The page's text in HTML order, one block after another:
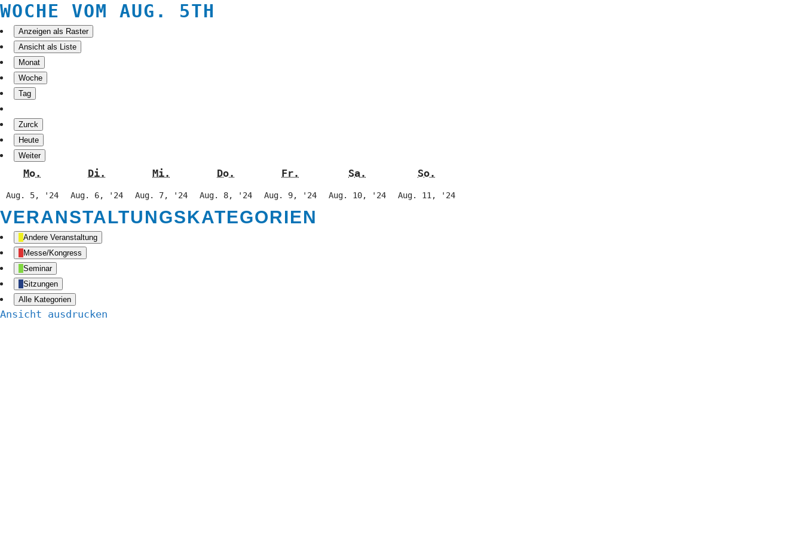
WOCHE VOM AUG. 5TH
Anzeigen als Raster
Ansicht als Liste
Monat
Woche
Tag
Zurck
Heute
Weiter
Mo. Di. DienstagMi. Do. Donnerstag
Fr. Sa. So.
Aug. 5, '245.
August
2024
Aug. 6, '246.
August
2024
Aug. 7, '247.
August
2024
Aug. 8, '248.
August
2024
Aug. 9, '249.
Aug. 10, '2410.Aug. 11, '2411.
VERANSTALTUNGSKATEGORIEN
Andere Veranstaltung
Messe/Kongress
Seminar
Sitzungen
Alle Kategorien
Ansicht ausdrucken